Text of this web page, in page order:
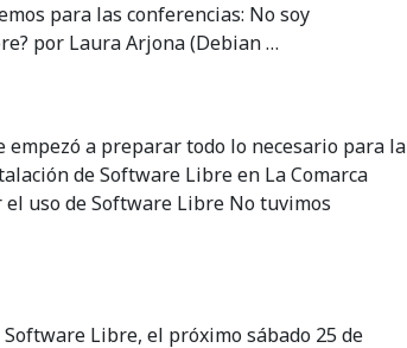
para las conferencias: No soy
por Laura Arjona (Debian …
empezó a preparar todo lo necesario para la
de Software Libre en La Comarca
uso de Software Libre No tuvimos
Libre, el próximo sábado 25 de